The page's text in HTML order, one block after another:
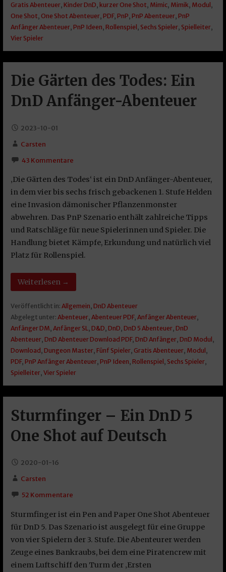
Gratis Abenteuer, Kinder DnD kurzer One Shot Mimic, Mimik Modul
One Shot One Shot Abenteuer, PDF, PnP PnP Abenteuer, PnP
Anfänger Abenteuer, PnP Ideen Rollenspiel Sechs Spieler, Spielleiter,
Vier Spieler
Die Gärten des Todes: Ein
DnD Anfänger-Abenteuer
2023-10-01
Carsten
43 Kommentare
‚Die Gärten des Todes‘ ist ein DnD Anfänger-Abenteuer,
in dem vier bis sechs frisch gebackenen 1. Stufe Helden
eine Invasion dämonischer Pflanzenmonster
abwehren. Das PnP Szenario enthält zahlreiche Tipps
und Ratschläge für neue Spielerinnen und Spieler. Die
Handlung bietet Kämpfe, Erkundung und natürlich viel
Platz für Rollenspiel.
Weiterlesen →
Veröffentlicht in: Allgemein DnD Abenteuer
Abgelegt unter: Abenteuer, Abenteuer PDF, Anfänger Abenteuer,
Anfänger DM Anfänger SL D&D DnD DnD 5 Abenteuer, DnD
Abenteuer, DnD Abenteuer Download PDF, DnD Anfänger, DnD Modul
Download Dungeon Master, Fünf Spieler, Gratis Abenteuer, Modul
PDF, PnP Anfänger Abenteuer, PnP Ideen Rollenspiel Sechs Spieler,
Spielleiter, Vier Spieler
Sturmfinger – Ein DnD 5
One Shot auf Deutsch
2020-01-16
Carsten
52 Kommentare
Sturmfinger ist ein Pen and Paper One Shot Abenteuer
für DnD 5. Das Szenario ist ausgelegt für eine Gruppe
von vier Spielern der 3. Stufe. Die Abenteurer werden
Zeuge eines Bankraubs, bei dem eine Piratencrew mit
einem Luftschiff den Turm der ‚Ersten